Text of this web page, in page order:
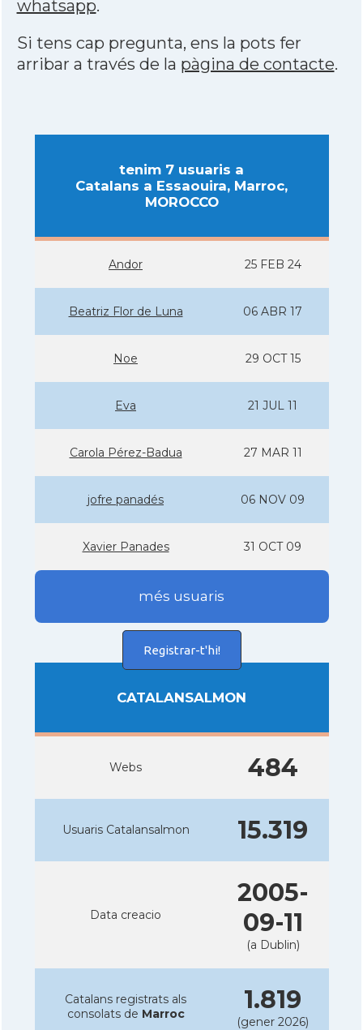
whatsapp.
Si tens cap pregunta, ens la pots fer
arribar a través de la pàgina de contacte.
tenim 7 usuaris a
Catalans a Essaouira, Marroc,
MOROCCO
Andor 25 FEB 24
Beatriz Flor de Luna 06 ABR 17
Noe 29 OCT 15
Eva 21 JUL 11
Carola Pérez-Badua 27 MAR 11
jofre panadés 06 NOV 09
Xavier Panades 31 OCT 09
més usuaris
Registrar-t'hi!
CATALANSALMON
Webs 484
Usuaris Catalansalmon 15.319
Data creacio
2005-
09-11
(a Dublin)
Catalans registrats als
consolats de Marroc 1.819
(gener 2026)